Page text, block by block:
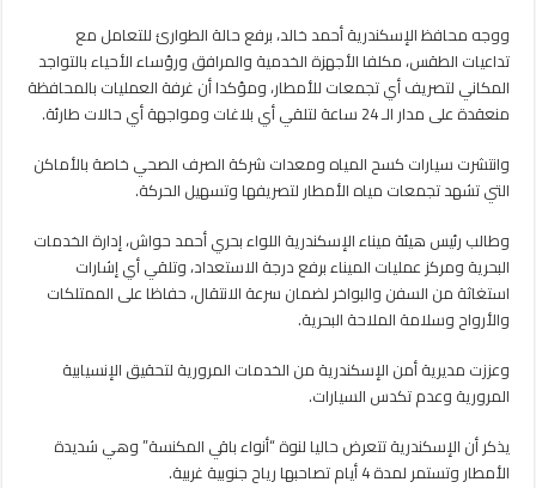
ووجه محافظ الإسكندرية أحمد خالد، برفع حالة الطوارئ للتعامل مع
تداعيات الطقس، مكلفا الأجهزة الخدمية والمرافق ورؤساء الأحياء بالتواجد
المكاني لتصريف أي تجمعات للأمطار، ومؤكدا أن غرفة العمليات بالمحافظة
منعقدة على مدار الـ 24 ساعة لتلقي أي بلاغات ومواجهة أي حالات طارئة.
وانتشرت سيارات كسح المياه ومعدات شركة الصرف الصحي خاصة بالأماكن
التي تشهد تجمعات مياه الأمطار لتصريفها وتسهيل الحركة.
وطالب رئيس هيئة ميناء الإسكندرية اللواء بحري أحمد حواش، إدارة الخدمات
البحرية ومركز عمليات الميناء برفع درجة الاستعداد، وتلقي أي إشارات
استغاثة من السفن والبواخر لضمان سرعة الانتقال، حفاظا على الممتلكات
والأرواح وسلامة الملاحة البحرية.
وعززت مديرية أمن الإسكندرية من الخدمات المرورية لتحقيق الإنسيابية
المرورية وعدم تكدس السيارات.
يذكر أن الإسكندرية تتعرض حاليا لنوة “أنواء باقي المكنسة” وهي شديدة
الأمطار وتستمر لمدة 4 أيام تصاحبها رياح جنوبية غربية.